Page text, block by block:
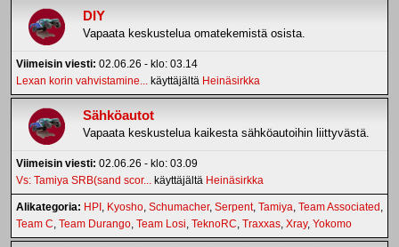
DIY
Vapaata keskustelua omatekemistä osista.
Viimeisin viesti: 02.06.26 - klo: 03.14
Lexan korin vahvistamine... käyttäjältä Heinäsirkka
Sähköautot
Vapaata keskustelua kaikesta sähköautoihin liittyvästä.
Viimeisin viesti: 02.06.26 - klo: 03.09
Vs: Tamiya SRB(sand scor... käyttäjältä Heinäsirkka
Alikategoria HPI Kyosho Schumacher Serpent Tamiya Team Associated
Team C Team Durango Team Losi TeknoRC Traxxas Xray Yokomo